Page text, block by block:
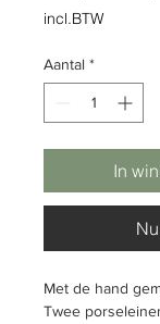
incl.BTW
Aantal *
In
Met de hand
Twee porselein